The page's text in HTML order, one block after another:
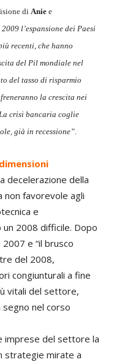
di Anie e
l’espansione dei Paesi
recenti, che hanno
del Pil mondiale nel
del tasso di risparmio
la crescita nei
crisi bancaria coglie
già in recessione”.
decelerazione della
non favorevole agli
e
2008 difficile. Dopo
e “il brusco
del 2008,
congiunturali a fine
vitali del settore,
nel corso
imprese del settore la
strategie mirate a